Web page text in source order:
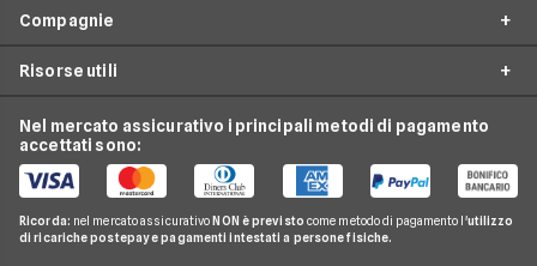
Conti e Carte
Pay TV
Noleggio Lungo Termine
News
Offerte Energia Elettrica
Migliori Offerte Luce
Migliori Offerte Gas
Caldaia a condensazione
Climatizzazione
Costo Gas
Costo Kwh
Cambio gestore energia
Miglior Fornitore Energia Elettrica
Miglior Fornitore Gas
Compagnie
Eni Plenitude
Acea
Gas Natural
A2A
Risorse utili
Osservatorio Gas e Luce
Guida Luce e Gas
Domande Luce e Gas
Glossario Gas e Luce
Nel mercato assicurativo i principali metodi di pagamento
accettati sono:
Ricorda: nel mercato assicurativo NON è previsto come metodo di pagamento l'utilizzo
di ricariche postepay e pagamenti intestati a persone fisiche.